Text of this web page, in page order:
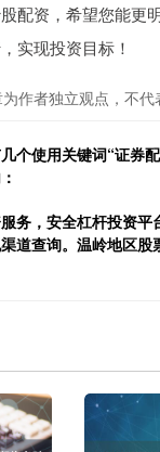
配资，希望您能更
实现投资目标！
作者独立观点，不
个使用关键词“证券
务，安全杠杆投资平
道查询。温岭地区股